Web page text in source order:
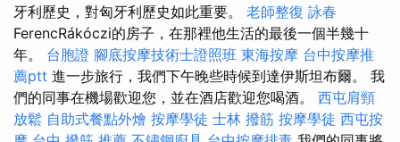
牙利歷史，對匈牙利歷史如此重要。 老師整復 詠春
FerencRákóczi的房子，在那裡他生活的最後一個半幾十
年。 台胞證 腳底按摩技術士證照班 東海按摩 台中按摩推
薦ptt 進一步旅行，我們下午晚些時候到達伊斯坦布爾。 我
們的同事在機場歡迎您，並在酒店歡迎您喝酒。 西屯肩頸
放鬆 自助式餐點外燴 按摩學徒 士林 撥筋 按摩學徒 西屯按